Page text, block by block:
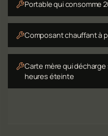
Portable qui consomme
Composant chauffant à
Carte mère qui
heures éteinte